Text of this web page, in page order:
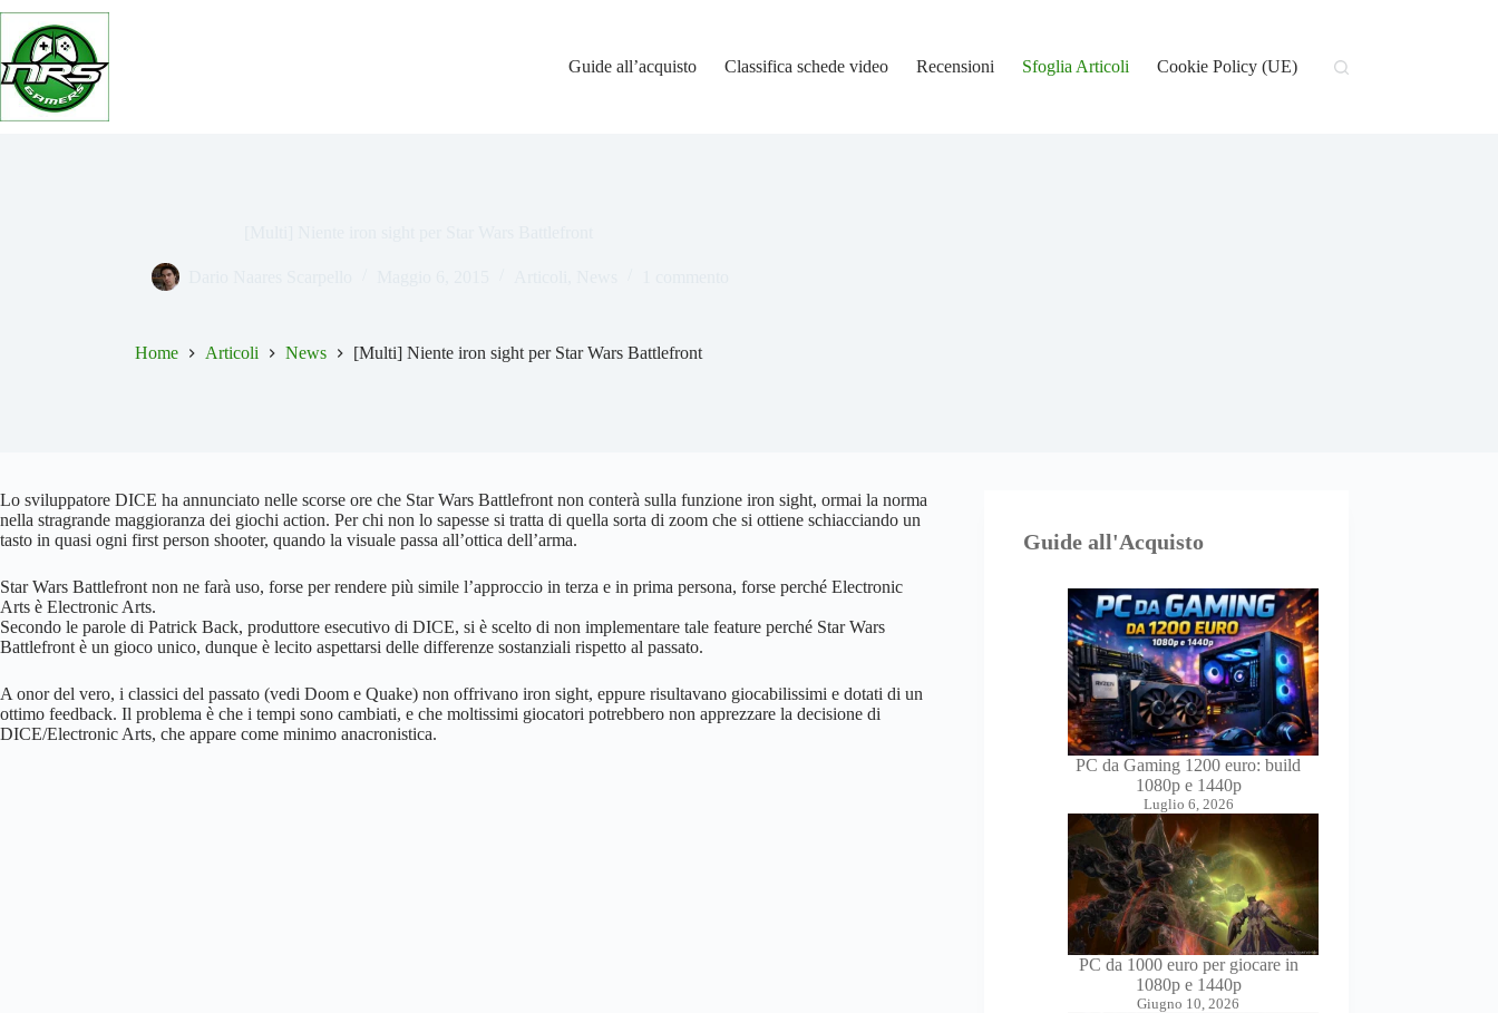
Salta
contenuto
Guide all’acquisto
Classifica schede video Recensioni Sfoglia Articoli Cookie Policy (UE)
Home Articoli News [Multi] Niente iron sight per Star Wars Battlefront
Lo sviluppatore DICE ha annunciato nelle scorse ore che Star Wars Battlefront non conterà sulla funzione iron sight, ormai la norma
nella stragrande maggioranza dei giochi action. Per chi non lo sapesse si tratta di quella sorta di zoom che si ottiene schiacciando un
tasto in quasi ogni first person shooter, quando la visuale passa all’ottica dell’arma.
Star Wars Battlefront non ne farà uso, forse per rendere più simile l’approccio in terza e in prima persona, forse perché Electronic
Arts è Electronic Arts.
Secondo le parole di Patrick Back, produttore esecutivo di DICE, si è scelto di non implementare tale feature perché Star Wars
Battlefront è un gioco unico, dunque è lecito aspettarsi delle differenze sostanziali rispetto al passato.
A onor del vero, i classici del passato (vedi Doom e Quake) non offrivano iron sight, eppure risultavano giocabilissimi e dotati di un
ottimo feedback. Il problema è che i tempi sono cambiati, e che moltissimi giocatori potrebbero non apprezzare la decisione di
DICE/Electronic Arts, che appare come minimo anacronistica.
Guide all'Acquisto
PC da Gaming 1200 euro: build
1080p e 1440p
Luglio 6, 2026
PC da 1000 euro per giocare in
1080p e 1440p
Giugno 10, 2026